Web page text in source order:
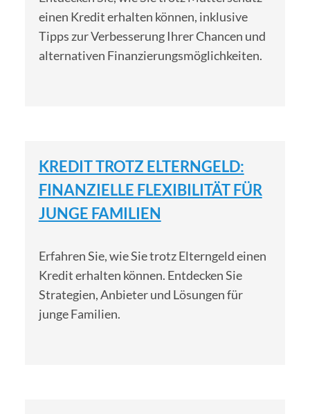
einen Kredit erhalten können, inklusive
Tipps zur Verbesserung Ihrer Chancen und
alternativen Finanzierungsmöglichkeiten.
KREDIT TROTZ ELTERNGELD:
FINANZIELLE FLEXIBILITÄT FÜR
JUNGE FAMILIEN
Erfahren Sie, wie Sie trotz Elterngeld einen
Kredit erhalten können. Entdecken Sie
Strategien, Anbieter und Lösungen für
junge Familien.